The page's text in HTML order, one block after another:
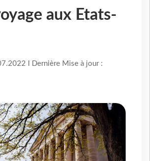
aux Etats-
I Dernière Mise à jour :